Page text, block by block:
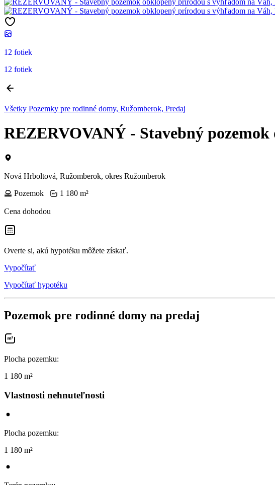
12 fotiek
12 fotiek
Všetky Pozemky pre rodinné domy, Ružomberok, Predaj
REZERVOVANÝ - Stavebný
Nová Hrboltová, Ružomberok, okres Ružomberok
Pozemok
1 180 m²
Cena dohodou
Overte si, akú hypotéku môžete získať.
Vypočítať
Vypočítať hypotéku
Pozemok pre rodinné domy na predaj
Plocha pozemku:
1 180 m²
Vlastnosti nehnuteľnosti
Plocha pozemku:
1 180 m²